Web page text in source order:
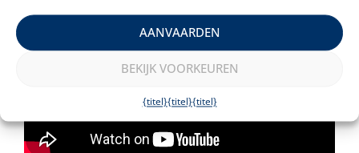
AANVAARDEN
BEKIJK VOORKEUREN
{titel}{titel}{titel}
jaar geleden met dit prototype: